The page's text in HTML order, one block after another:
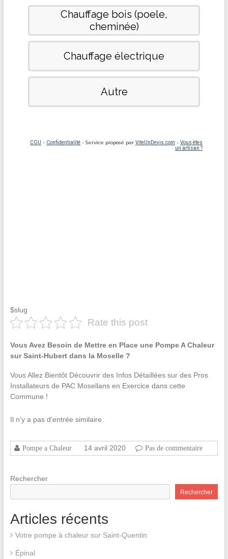
$slug
Rate this post
Vous Avez Besoin de Mettre en Place une Pompe A Chaleur
sur Saint-Hubert dans la Moselle ?
Vous Allez Bientôt Découvrir des Infos Détaillées sur des Pros
Installateurs de PAC Mosellans en Exercice dans cette
Commune !
Il n’y a pas d’entrée similaire.
Pompe a Chaleur 14 avril 2020 Pas de commentaire
Rechercher
Rechercher
Articles récents
Votre pompe à chaleur sur Saint-Quentin
Épinal